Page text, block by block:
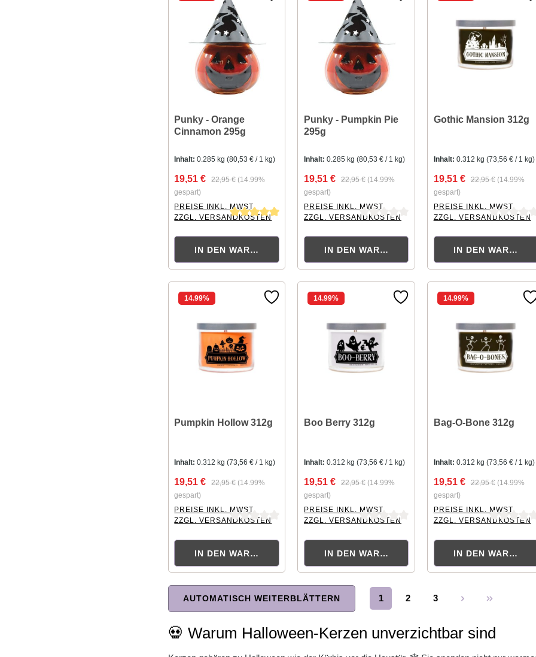
Punky - Orange
Cinnamon 295g
Inhalt:0.285 kg(80,53 € / 1 kg)
19,51 € 22,95 € (14.99%
gespart)
PREISE INKL. MWST.
ZZGL. VERSANDKOSTEN
IN DEN WARENKORB
Punky - Pumpkin Pie
295g
Inhalt:0.285 kg(80,53 € / 1 kg)
19,51 € 22,95 € (14.99%
gespart)
PREISE INKL. MWST.
ZZGL. VERSANDKOSTEN
IN DEN WARENKORB
Gothic Mansion 312g
Inhalt: 0.312 kg (73,56 € / 1 kg)
19,51 € 22,95 € (14.99%
gespart)
PREISE INKL. MWST.
ZZGL. VERSANDKOSTEN
IN DEN
14.99%
Pumpkin Hollow 312g
Inhalt:0.312 kg(73,56 € / 1 kg)
19,51 € 22,95 € (14.99%
gespart)
PREISE INKL. MWST.
ZZGL. VERSANDKOSTEN
IN DEN WARENKORB
14.99%
Boo Berry 312g
Inhalt:0.312 kg(73,56 € / 1 kg)
19,51 € 22,95 € (14.99%
gespart)
PREISE INKL. MWST.
ZZGL. VERSANDKOSTEN
IN DEN WARENKORB
14.99%
Bag-O-Bone 312g
Inhalt: 0.312 kg (73,56 € / 1 kg)
19,51 € 22,95 € (14.99%
gespart)
PREISE INKL. MWST.
ZZGL. VERSANDKOSTEN
IN DEN
AUTOMATISCH WEITERBLÄTTERN
Seite
1
Seite
2
Seite
3
💀 Warum Halloween-Kerzen unverzichtbar sind